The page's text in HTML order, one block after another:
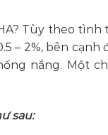
Tùy theo
– 2%, bên cạnh
nắng. Một
sau: